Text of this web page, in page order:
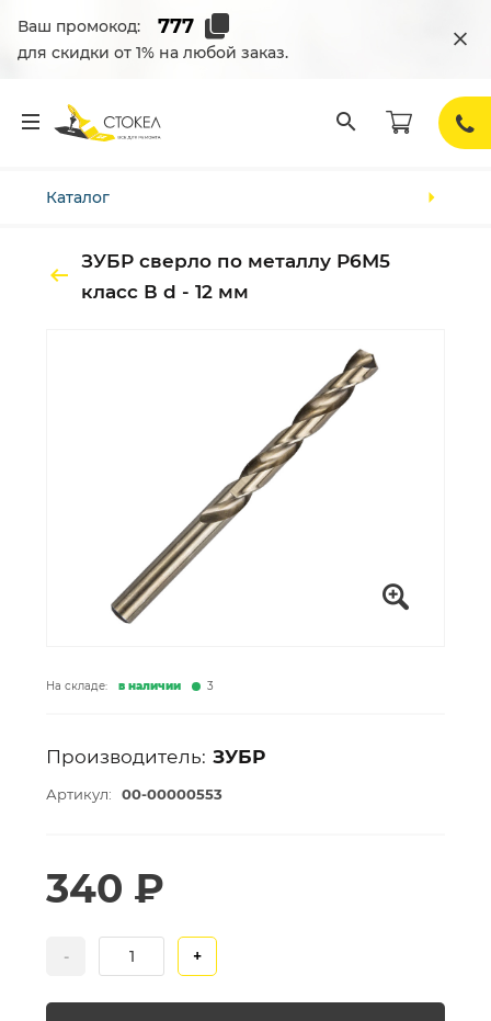
Ваш промокод:
для скидки от 1% на любой заказ.
Каталог
ЗУБР сверло по металлу Р6М5
класс В d - 12 мм
На складе: в наличии 3
Производитель: ЗУБР
Артикул: 00-00000553
- +
340 ₽